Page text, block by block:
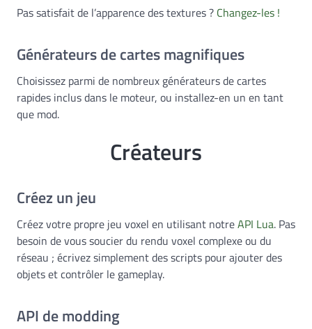
Pas satisfait de l’apparence des textures ? Changez-les !
Générateurs de cartes magnifiques
Choisissez parmi de nombreux générateurs de cartes
rapides inclus dans le moteur, ou installez-en un en tant
que mod.
Créateurs
Créez un jeu
Créez votre propre jeu voxel en utilisant notreAPI Lua. Pas
besoin de vous soucier du rendu voxel complexe ou du
réseau ; écrivez simplement des scripts pour ajouter des
objets et contrôler le gameplay.
API de modding